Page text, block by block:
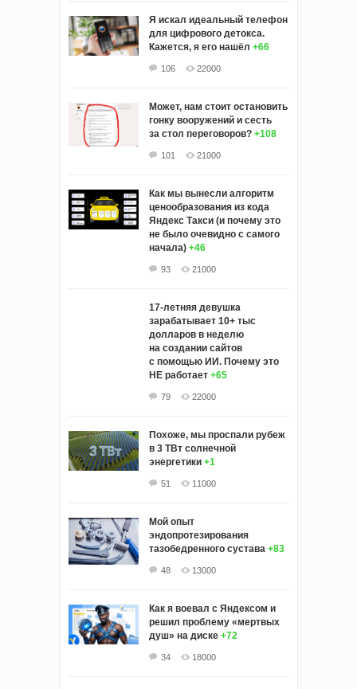
Я искал идеальный телефон
для цифрового детокса.
Кажется, я его нашёл +66
106 22000
Может, нам стоит остановить
гонку вооружений и сесть
за стол переговоров? +108
101 21000
Как мы вынесли алгоритм
ценообразования из кода
Яндекс Такси (и почему это
не было очевидно с самого
начала) +46
93 21000
17-летняя девушка
зарабатывает 10+ тыс
долларов в неделю
на создании сайтов
с помощью ИИ. Почему это
НЕ работает +65
79 22000
Похоже, мы проспали рубеж
в 3 ТВт солнечной
энергетики +1
51 11000
Мой опыт
эндопротезирования
тазобедренного сустава +83
48 13000
Как я воевал с Яндексом и
решил проблему «мертвых
душ» на диске +72
34 18000